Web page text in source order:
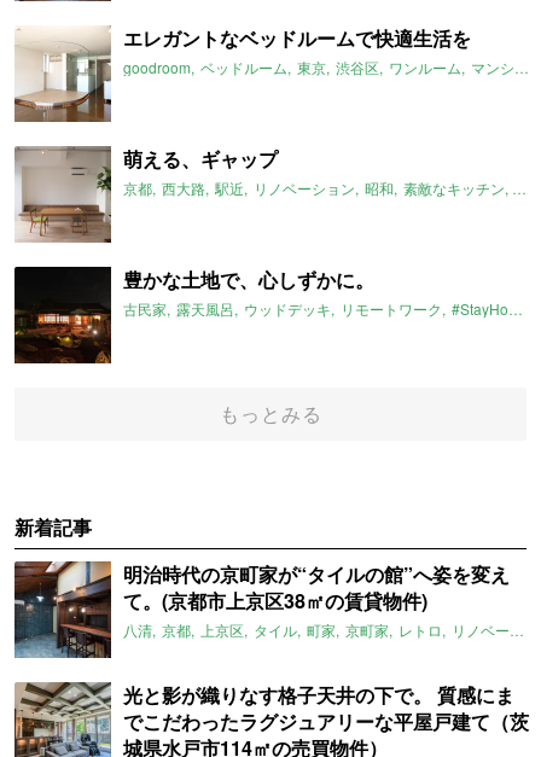
エレガントなベッドルームで快適生活を
goodroom ベッドルーム 東京 渋谷区 ワンルーム マンション
萌える、ギャップ
京都 西大路 駅近 リノベーション 昭和 素敵なキッチン ギ
豊かな土地で、心しずかに。
古民家 露天風呂 ウッドデッキ リモートワーク #StayHome
もっとみる
新着記事
明治時代の京町家が“タイルの館”へ姿を変え
て。(京都市上京区38㎡の賃貸物件)
八清 京都 上京区 タイル 町家 京町家 レトロ リノベーション
光と影が織りなす格子天井の下で。 質感にま
でこだわったラグジュアリーな平屋戸建て（茨
城県水戸市114㎡の売買物件）